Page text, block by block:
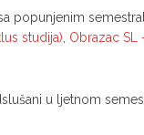
popunjenim
studija) Obrazac SL
u ljetnom